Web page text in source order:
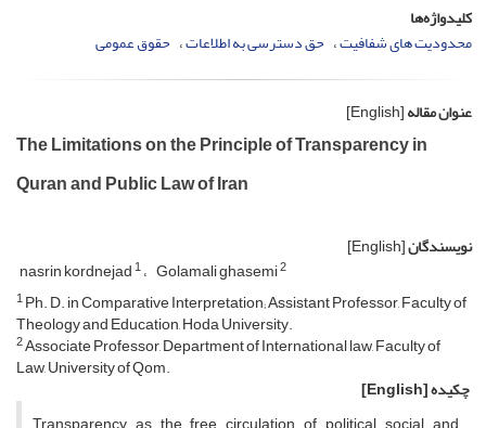
کلیدواژه‌ها
محدودیت های شفافیت حق دسترسی به اطلاعات حقوق عمومی
عنوان مقاله[English]
The Limitations on the Principle of Transparency in
Quran and Public Law of Iran
نویسندگان[English]
nasrin kordnejad1 Golamali ghasemi2
1Ph. D. in Comparative Interpretation; Assistant Professor, Faculty of
Theology and Education, Hoda University.
2Associate Professor, Department of International law, Faculty of
Law, University of Qom.
چکیده[English]